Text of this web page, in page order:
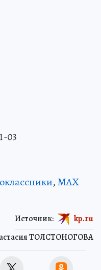
03
,MAX
ТОЛСТОНОГОВА
Источник: kp.ru